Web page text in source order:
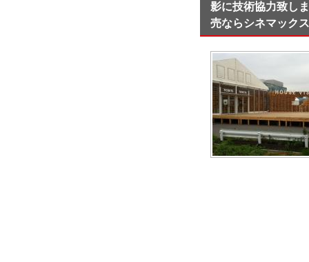
影に技術協力致し
売ならシネマック